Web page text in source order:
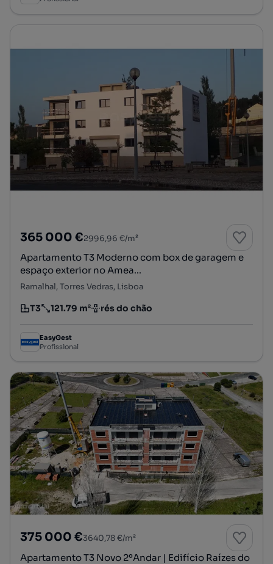
365 000 €2996,96 €/m²
Apartamento T3 Moderno com box de garagem e
espaço exterior no Amea...
Ramalhal, Torres Vedras, Lisboa
Tipologia
T3
Preço por metro quadrado
121.79 m²
Andar rés do chão
EasyGest
Profissional
375 000 €3640,78 €/m²
Apartamento T3 Novo 2ºAndar | Edifício Raízes do